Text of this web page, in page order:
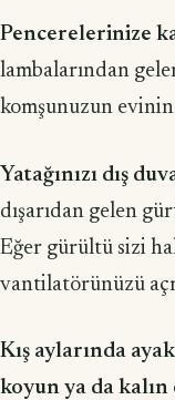
Pencerelerinize
lambalarından
komşunuzun evinin
Yatağınızı dış
dışarıdan gelen
Eğer gürültü sizi
vantilatörünüzü
Kış aylarında
koyun ya da